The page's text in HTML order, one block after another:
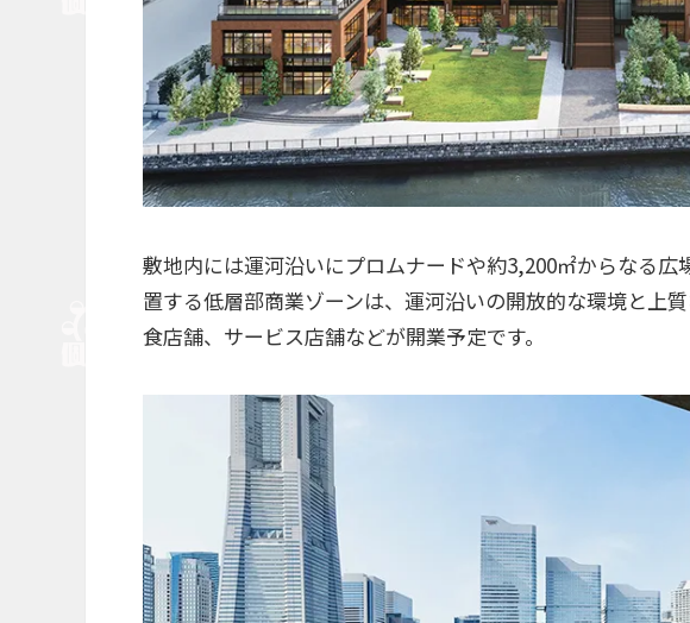
敷地内には運河沿いにプロムナードや約3,200㎡からなる
置する低層部商業ゾーンは、運河沿いの開放的な環境と上
食店舗、サービス店舗などが開業予定です。